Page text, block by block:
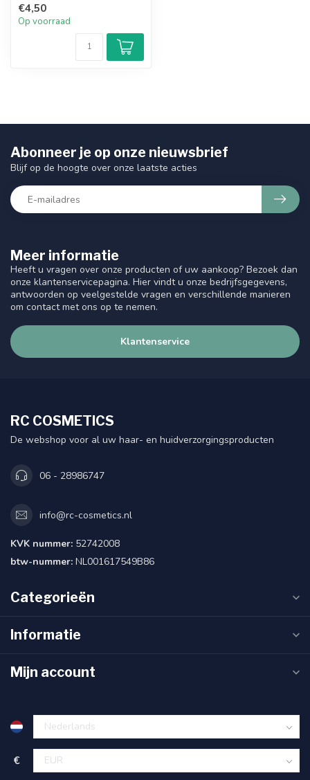
€4,50
Op voorraad
Meer informatie
Heeft u vragen over onze producten of uw aankoop? Bezoek dan
onze klantenservicepagina. Hier vindt u onze bedrijfsgegevens,
antwoorden op veelgestelde vragen en verschillende manieren
om contact met ons op te nemen.
Klantenservice
Abonneer je op onze nieuwsbrief
Blijf op de hoogte over onze laatste acties
RC COSMETICS
De webshop voor al uw haar- en huidverzorgingsproducten
06 - 28986747
info@rc-cosmetics.nl
KVK nummer: 52742008
btw-nummer: NL001617549B86
Categorieën
Informatie
Mijn account
€